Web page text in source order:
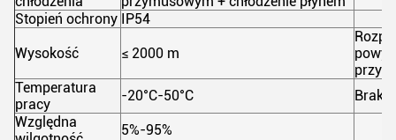
Stopień ochrony IP54
Wysokość ≤ 2000 m
Temperatura
pracy
-20°C-50°C
Brak
Względna
5%-95%